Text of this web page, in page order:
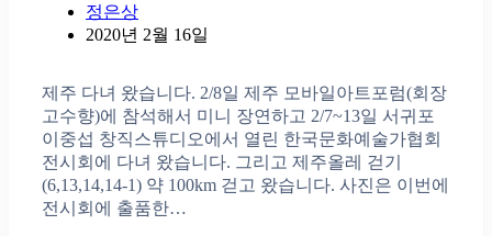
정은상
2020년 2월 16일
제주 다녀 왔습니다. 2/8일 제주 모바일아트포럼(회장
고수향)에 참석해서 미니 장연하고 2/7~13일 서귀포
이중섭 창직스튜디오에서 열린 한국문화예술가협회
전시회에 다녀 왔습니다. 그리고 제주올레 걷기
(6,13,14,14-1) 약 100km 걷고 왔습니다. 사진은 이번에
전시회에 출품한…